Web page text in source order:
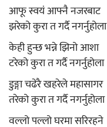
आफू स्वयं आफ्नै नजरबाट
झरेको कुरा त गर्दै नगर्नुहोला
केही हुन्छ भन्ने झिनो आशा
टरेको कुरा त गर्दै नगर्नुहोला
डुङ्गा चढेरै खहरेले महासागर
तरेको कुरा त गर्दै नगर्नुहोला
वल्लो पल्लो घरमा सरिरहने